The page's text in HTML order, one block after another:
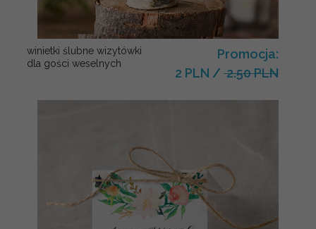
winietki ślubne wizytówki
dla gości weselnych
Promocja:
2 PLN / 2.50 PLN